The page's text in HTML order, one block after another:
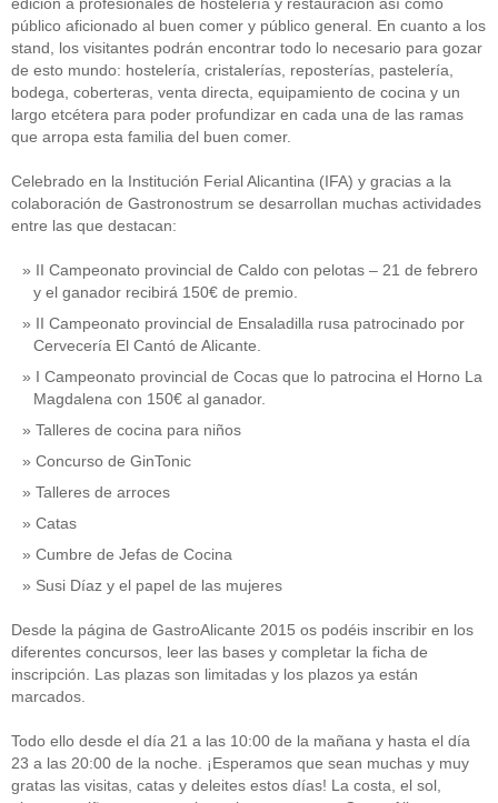
público aficionado al buen comer y público general. En cuanto a los
stand, los visitantes podrán encontrar todo lo necesario para gozar
de esto mundo: hostelería, cristalerías, reposterías, pastelería,
bodega, coberteras, venta directa, equipamiento de cocina y un
largo etcétera para poder profundizar en cada una de las ramas
que arropa esta familia del buen comer.
Celebrado en la Institución Ferial Alicantina (IFA) y gracias a la
colaboración de Gastronostrum se desarrollan muchas actividades
entre las que destacan:
II Campeonato provincial de Caldo con pelotas – 21 de febrero
y el ganador recibirá 150€ de premio.
II Campeonato provincial de Ensaladilla rusa patrocinado por
Cervecería El Cantó de Alicante.
I Campeonato provincial de Cocas que lo patrocina el Horno La
Magdalena con 150€ al ganador.
Talleres de cocina para niños
Concurso de GinTonic
Talleres de arroces
Catas
Cumbre de Jefas de Cocina
Susi Díaz y el papel de las mujeres
Desde la página de GastroAlicante 2015 os podéis inscribir en los
diferentes concursos, leer las bases y completar la ficha de
inscripción. Las plazas son limitadas y los plazos ya están
marcados.
Todo ello desde el día 21 a las 10:00 de la mañana y hasta el día
23 a las 20:00 de la noche. ¡Esperamos que sean muchas y muy
gratas las visitas, catas y deleites estos días! La costa, el sol,